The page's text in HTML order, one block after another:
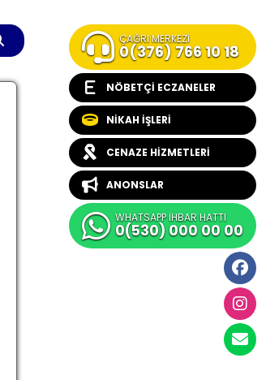
ÇAĞRI MERKEZİ
0(376) 766 10 18
NÖBETÇİ ECZANELER
NİKAH İŞLERİ
CENAZE HİZMETLERİ
ANONSLAR
WHATSAPP İHBAR HATTI
0(530) 000 00 00